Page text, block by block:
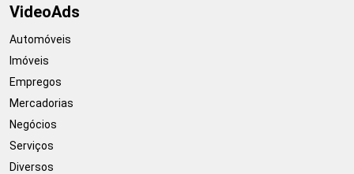
VideoAds
Automóveis
Imóveis
Empregos
Mercadorias
Negócios
Serviços
Diversos